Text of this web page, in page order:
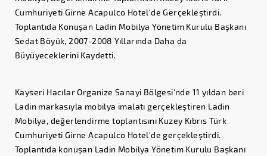
Cumhuriyeti Girne Acapulco Hotel'de Gerçekleştirdi.
Toplantıda Konuşan Ladin Mobilya Yönetim Kurulu Başkanı
Sedat Böyük, 2007-2008 Yıllarında Daha da
Büyüyeceklerini Kaydetti.
Kayseri Hacılar Organize Sanayi Bölgesi'nde 11 yıldan beri
Ladin markasıyla mobilya imalatı gerçekleştiren Ladin
Mobilya, değerlendirme toplantısını Kuzey Kıbrıs Türk
Cumhuriyeti Girne Acapulco Hotel'de gerçekleştirdi.
Toplantıda konuşan Ladin Mobilya Yönetim Kurulu Başkanı